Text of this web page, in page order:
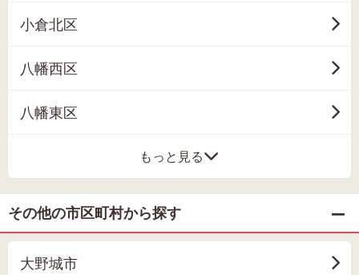
小倉北区
八幡西区
八幡東区
もっと見る
その他の市区町村から探す
大野城市